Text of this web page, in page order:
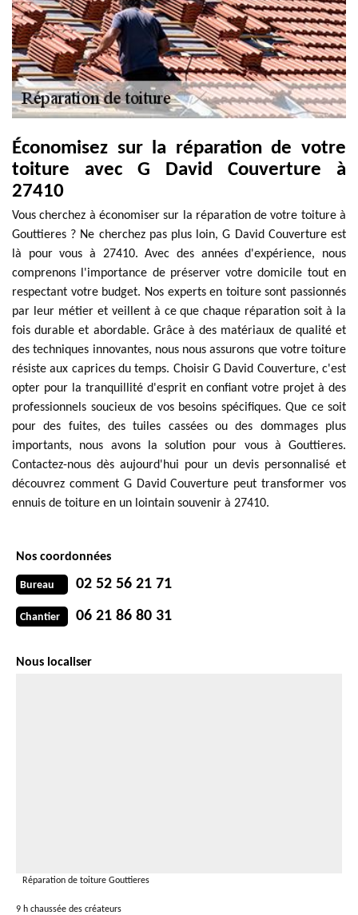
Économisez sur la réparation de votre
toiture avec G David Couverture à
27410
Vous cherchez à économiser sur la réparation de votre toiture à
Gouttieres ? Ne cherchez pas plus loin, G David Couverture est
là pour vous à 27410. Avec des années d'expérience, nous
comprenons l'importance de préserver votre domicile tout en
respectant votre budget. Nos experts en toiture sont passionnés
par leur métier et veillent à ce que chaque réparation soit à la
fois durable et abordable. Grâce à des matériaux de qualité et
des techniques innovantes, nous nous assurons que votre toiture
résiste aux caprices du temps. Choisir G David Couverture, c'est
opter pour la tranquillité d'esprit en confiant votre projet à des
professionnels soucieux de vos besoins spécifiques. Que ce soit
pour des fuites, des tuiles cassées ou des dommages plus
importants, nous avons la solution pour vous à Gouttieres.
Contactez-nous dès aujourd'hui pour un devis personnalisé et
découvrez comment G David Couverture peut transformer vos
ennuis de toiture en un lointain souvenir à 27410.
Nos coordonnées
Bureau 02 52 56 21 71
Chantier 06 21 86 80 31
Nous localiser
Réparation de toiture Gouttieres
9 h chaussée des créateurs